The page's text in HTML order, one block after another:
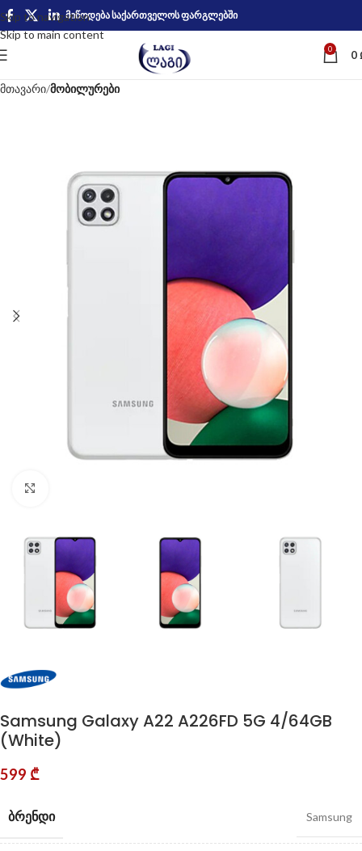
Skip to navigation
Skip to main content
მიწოდება საქართველოს ფარგლებში
0 0
მთავარი მობილურები
Samsung Galaxy A22 A226FD 5G 4/64GB
(White)
599 ₾
ᲑᲠᲔᲜᲓᲘ Samsung